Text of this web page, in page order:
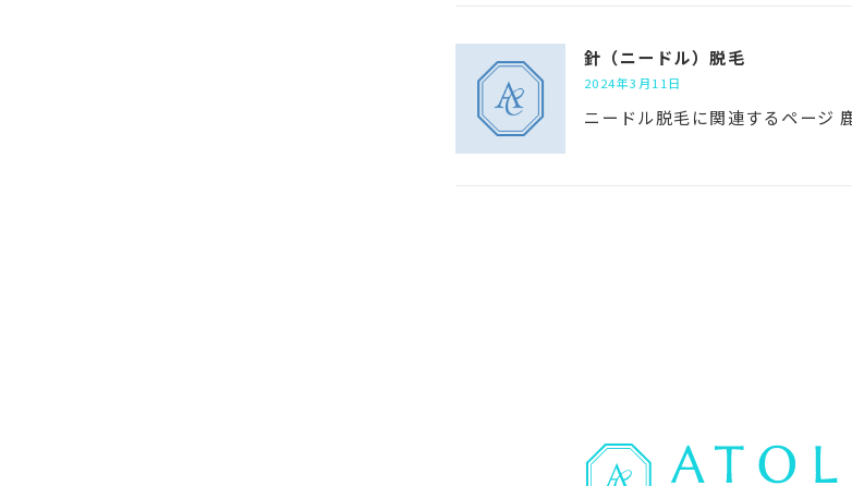
針（ニードル）脱毛
2024年3月11日
ニードル脱毛に関連するページ